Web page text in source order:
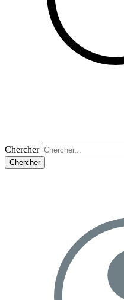
Chercher
Chercher